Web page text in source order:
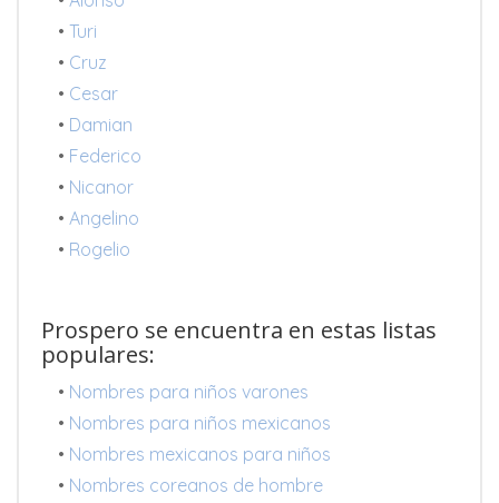
• Turi
• Cruz
• Cesar
• Damian
• Federico
• Nicanor
• Angelino
• Rogelio
Prospero se encuentra en estas listas
populares:
• Nombres para niños varones
• Nombres para niños mexicanos
• Nombres mexicanos para niños
• Nombres coreanos de hombre